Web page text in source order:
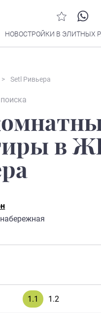
НОВОСТРОЙКИ В ЭЛИТНЫХ
> Setl Ривьера
в
1.1 1.2